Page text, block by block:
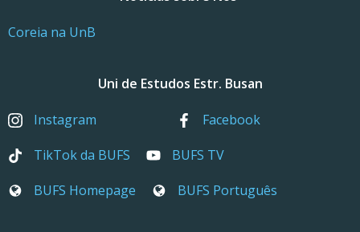
Coreia na UnB
Uni de Estudos Estr. Busan
Instagram
Facebook
TikTok da BUFS
BUFS TV
BUFS Homepage
BUFS Português